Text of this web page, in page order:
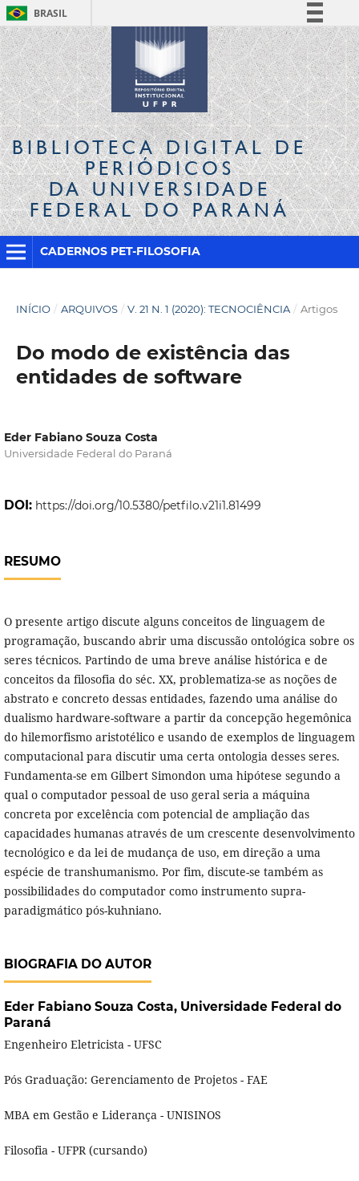
BRASIL
Simplifique!
Comunica BR
Participe
Acesso à informação
Legislação
Canais
BIBLIOTECA DIGITALDE
PERIÓDICOS
DA UNIVERSIDADE
FEDERAL DO PARANÁ
CADERNOS PET-FILOSOFIA
INÍCIO / ARQUIVOS / V. 21 N. 1 (2020): TECNOCIÊNCIA / Artigos
Do modo de existência das
entidades de software
Eder Fabiano Souza Costa
Universidade Federal do Paraná
DOI: https://doi.org/10.5380/petfilo.v21i1.81499
RESUMO
O presente artigo discute alguns conceitos de linguagem de
programação, buscando abrir uma discussão ontológica sobre os
seres técnicos. Partindo de uma breve análise histórica e de
conceitos da filosofia do séc. XX, problematiza-se as noções de
abstrato e concreto dessas entidades, fazendo uma análise do
dualismo hardware-software a partir da concepção hegemônica
do hilemorfismo aristotélico e usando de exemplos de linguagem
computacional para discutir uma certa ontologia desses seres.
Fundamenta-se em Gilbert Simondon uma hipótese segundo a
qual o computador pessoal de uso geral seria a máquina
concreta por excelência com potencial de ampliação das
capacidades humanas através de um crescente desenvolvimento
tecnológico e da lei de mudança de uso, em direção a uma
espécie de transhumanismo. Por fim, discute-se também as
possibilidades do computador como instrumento supra-
paradigmático pós-kuhniano.
BIOGRAFIA DO AUTOR
Eder Fabiano Souza Costa, Universidade Federal do
Paraná
Engenheiro Eletricista - UFSC
Pós Graduação: Gerenciamento de Projetos - FAE
MBA em Gestão e Liderança - UNISINOS
Filosofia - UFPR (cursando)